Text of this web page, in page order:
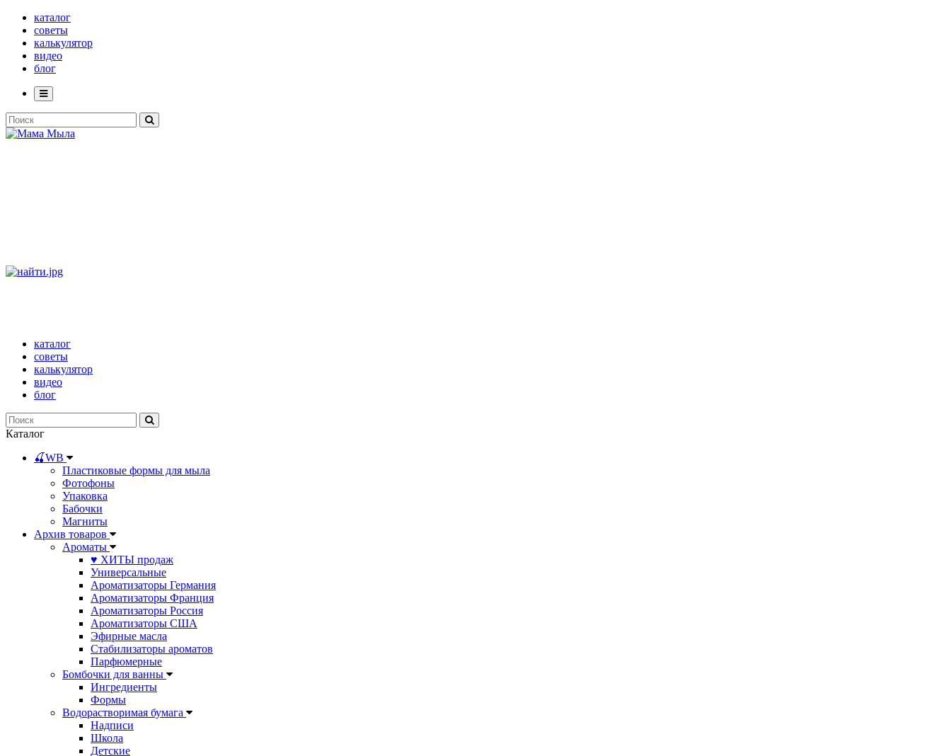
каталог
советы
калькулятор
видео
блог
каталог
советы
калькулятор
видео
блог
Каталог
🍒WB
Пластиковые формы для мыла
Фотофоны
Упаковка
Бабочки
Магниты
Архив товаров
Ароматы
♥ ХИТЫ продаж
Универсальные
Ароматизаторы Германия
Ароматизаторы Франция
Ароматизаторы Россия
Ароматизаторы США
Эфирные масла
Стабилизаторы ароматов
Парфюмерные
Бомбочки для ванны
Ингредиенты
Формы
Водорастворимая бумага
Надписи
Школа
Детские